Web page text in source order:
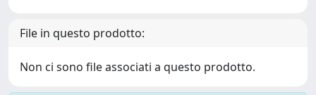
File in questo prodotto:
Non ci sono file associati a questo prodotto.